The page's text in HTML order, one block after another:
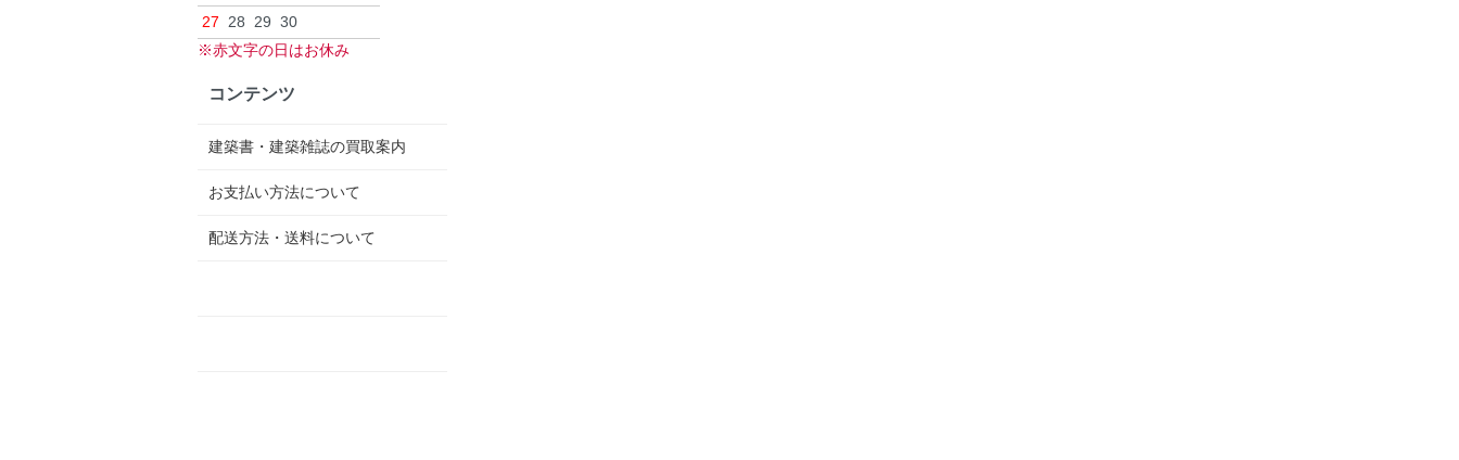
27 28 29 30
※赤文字の日はお休み
コンテンツ
建築書・建築雑誌の買取案内
お支払い方法について
配送方法・送料について